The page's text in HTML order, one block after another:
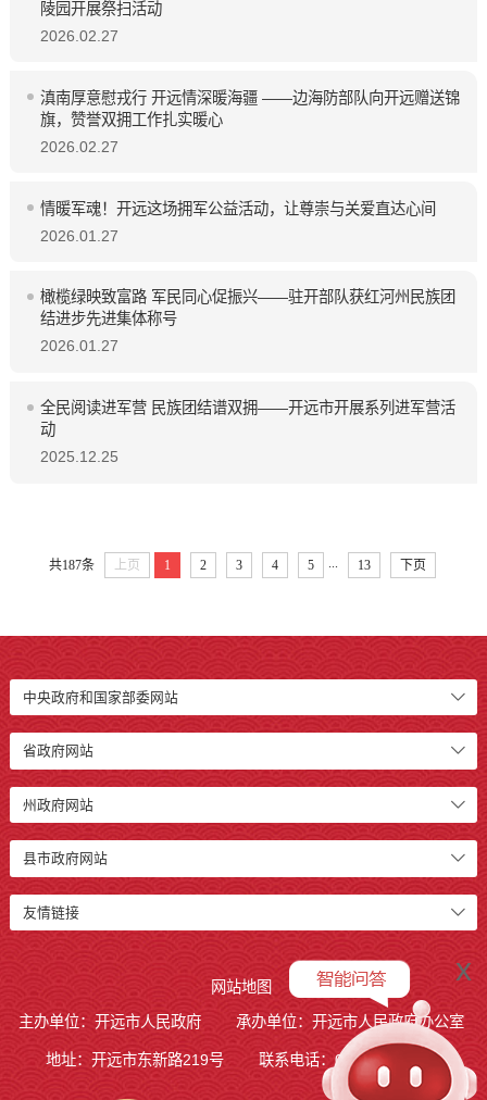
陵园开展祭扫活动
2026.02.27
滇南厚意慰戎行 开远情深暖海疆 ——边海防部队向开远赠送锦
旗，赞誉双拥工作扎实暖心
2026.02.27
情暖军魂！开远这场拥军公益活动，让尊崇与关爱直达心间
2026.01.27
橄榄绿映致富路 军民同心促振兴——驻开部队获红河州民族团
结进步先进集体称号
2026.01.27
全民阅读进军营 民族团结谱双拥——开远市开展系列进军营活
动
2025.12.25
共187条 上页 1 2 3 4 5 ... 13 下页
中央政府和国家部委网站
省政府网站
州政府网站
县市政府网站
友情链接
网站地图
主办单位：开远市人民政府
承办单位：开远市人民政府办公室
地址：开远市东新路219号 联系电话：0873-7236877
x